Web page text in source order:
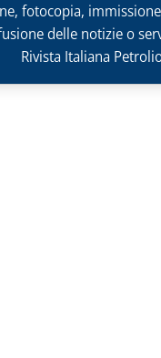
fotocopia,
delle notizie o
Rivista Italiana